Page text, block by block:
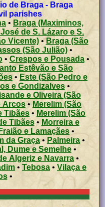
de Braga - Braga
parishes
• Braga (Maximinos,
de S. Lázaro e S.
Vicente)•Braga (São
(São Julião)•
• Crespos e Pousada•
Estêvão e São
• Este (São Pedro e
e Gondizalves•
e Oliveira (São
Arcos • Merelim (São
Tibães • Merelim (São
Tibães• Morreira e
e Lamaçães •
da Graça• Palmeira •
Dume e Semelhe•
Algeriz e Navarra•
• Tebosa • Vilaça e
•